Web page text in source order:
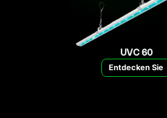
UVC 60
Entdecken Sie